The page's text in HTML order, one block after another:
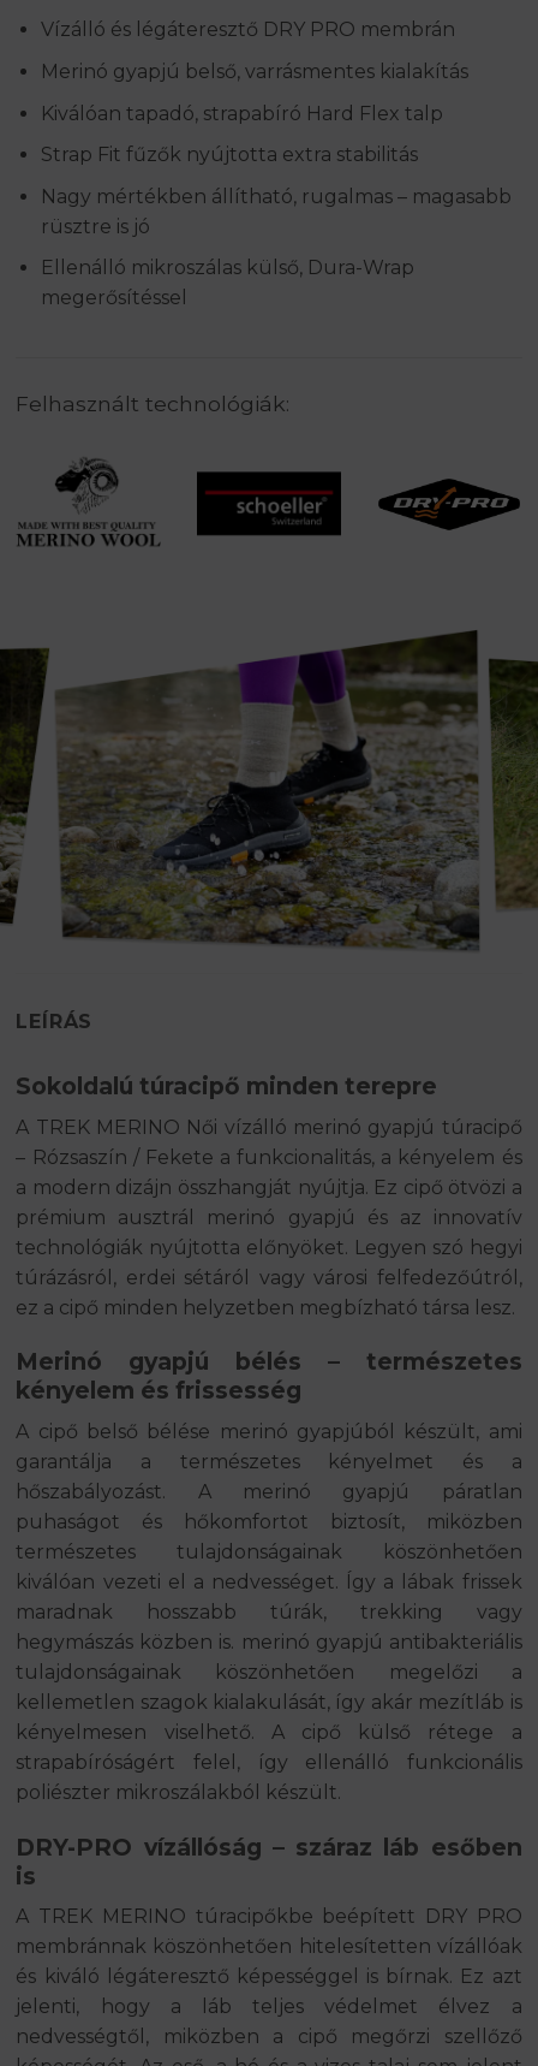
Vízálló és légáteresztő DRY PRO membrán
Merinó gyapjú belső, varrásmentes kialakítás
Kiválóan tapadó, strapabíró Hard Flex talp
Strap Fit fűzők nyújtotta extra stabilitás
Nagy mértékben állítható, rugalmas – magasabb
rüsztre is jó
Ellenálló mikroszálas külső, Dura-Wrap
megerősítéssel
Felhasznált technológiák:
LEÍRÁS
Sokoldalú túracipő minden terepre
A TREK MERINO Női vízálló merinó gyapjú túracipő
– Rózsaszín / Fekete a funkcionalitás, a kényelem és
a modern dizájn összhangját nyújtja. Ez cipő ötvözi a
prémium ausztrál merinó gyapjú és az innovatív
technológiák nyújtotta előnyöket. Legyen szó hegyi
túrázásról, erdei sétáról vagy városi felfedezőútról,
ez a cipő minden helyzetben megbízható társa lesz.
Merinó gyapjú bélés – természetes
kényelem és frissesség
A cipő belső bélése merinó gyapjúból készült, ami
garantálja a természetes kényelmet és a
hőszabályozást. A merinó gyapjú páratlan
puhaságot és hőkomfortot biztosít, miközben
természetes tulajdonságainak köszönhetően
kiválóan vezeti el a nedvességet. Így a lábak frissek
maradnak hosszabb túrák, trekking vagy
hegymászás közben is. merinó gyapjú antibakteriális
tulajdonságainak köszönhetően megelőzi a
kellemetlen szagok kialakulását, így akár mezítláb is
kényelmesen viselhető. A cipő külső rétege a
strapabíróságért felel, így ellenálló funkcionális
poliészter mikroszálakból készült.
DRY-PRO vízállóság – száraz láb esőben
is
A TREK MERINO túracipőkbe beépített DRY PRO
membránnak köszönhetően hitelesítetten vízállóak
és kiváló légáteresztő képességgel is bírnak. Ez azt
jelenti, hogy a láb teljes védelmet élvez a
nedvességtől, miközben a cipő megőrzi szellőző